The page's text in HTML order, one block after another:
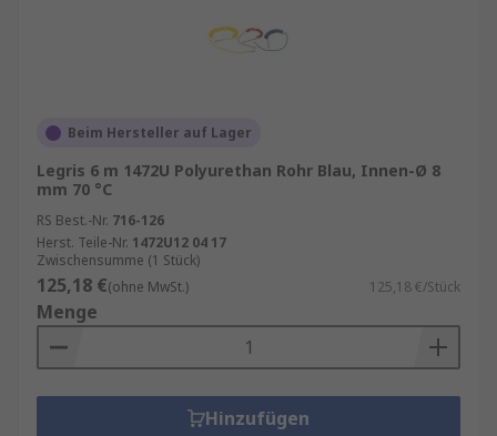
Beim Hersteller auf Lager
Legris 6 m 1472U Polyurethan Rohr Blau, Innen-Ø 8
mm 70 °C
RS Best.-Nr. 716-126
Herst. Teile-Nr. 1472U12 04 17
Zwischensumme (1 Stück)
125,18 €(ohne MwSt.) 125,18 €/Stück
Menge
Hinzufügen